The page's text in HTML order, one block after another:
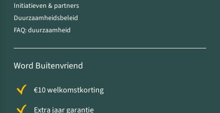
Initiatieven & partners
Duurzaamheidsbeleid
FAQ: duurzaamheid
Word Buitenvriend
€10 welkomstkorting
Extra jaar garantie